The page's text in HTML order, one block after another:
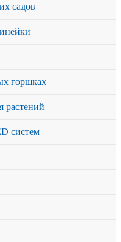
садов
горшках
растений
систем